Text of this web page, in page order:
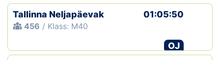
Tallinna Neljapäevak
456 / Klass: M40
01:05:50
OJ